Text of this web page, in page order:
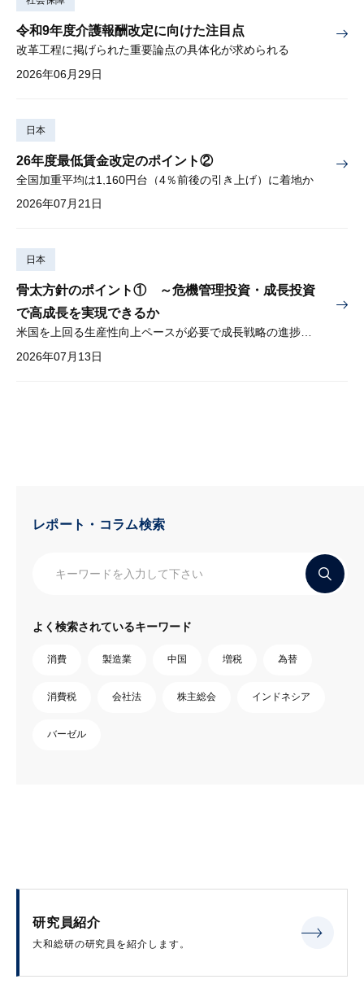
令和9年度介護報酬改定に向けた注目点
改革工程に掲げられた重要論点の具体化が求められる
2026年06月29日
日本
26年度最低賃金改定のポイント②
全国加重平均は1,160円台（4％前後の引き上げ）に着地か
2026年07月21日
日本
骨太方針のポイント① ～危機管理投資・成長投資
で高成長を実現できるか
2026年07月13日
レポート・コラム検索
よく検索されているキーワード
消費 製造業 中国 増税 為替
消費税 会社法 株主総会 インドネシア
バーゼル
研究員紹介
大和総研の研究員を紹介します。